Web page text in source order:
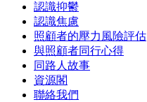
認識抑鬱
認識焦慮
照顧者的壓力風險評估
與照顧者同行心得
同路人故事
資源閣
聯絡我們